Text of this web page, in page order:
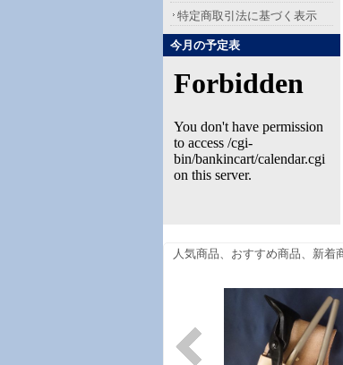
特定商取引法に基づく表示
今月の予定表